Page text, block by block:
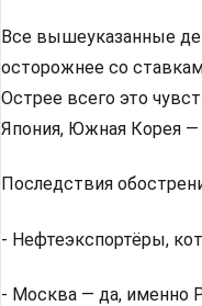
Все вышеуказанные
осторожнее со
Острее всего это
Япония, Южная Корея —
Последствия
- Нефтеэкспортёры,
- Москва — да, именно